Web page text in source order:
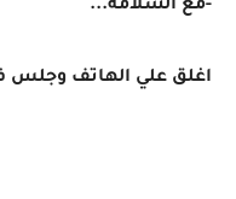
-مع السلامه...
اغلق علي الهاتف وجلس